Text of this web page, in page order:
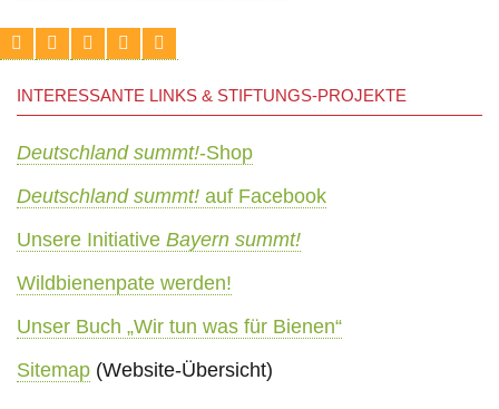
INTERESSANTE LINKS & STIFTUNGS-PROJEKTE
Deutschland summt!-Shop
Deutschland summt! auf Facebook
Unsere Initiative Bayern summt!
Wildbienenpate werden!
Unser Buch „Wir tun was für Bienen“
Sitemap (Website-Übersicht)